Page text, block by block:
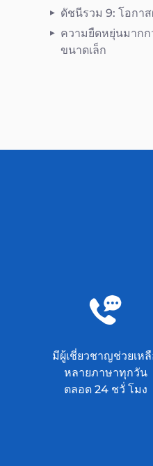
ดัชนีรวม 9: โอกา
ความยืดหยุ่นมาก
ขนาดเล็ก
มีผู้เชี่ยวชาญช่วยเห
หลายภาษาทุกวัน
ตลอด 24 ชวั่ โมง